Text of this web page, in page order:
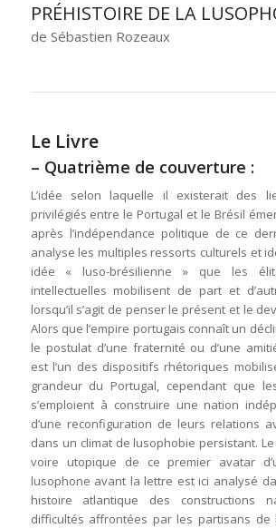
PRÉHISTOIRE DE LA
de Sébastien Rozeaux
Le Livre
– Quatrième de couverture :
L’idée selon laquelle il existerait des
privilégiés entre le Portugal et le Brésil
après l’indépendance politique de ce
analyse les multiples ressorts culturels et
idée « luso-brésilienne » que les
intellectuelles mobilisent de part et
lorsqu’il s’agit de penser le présent et le
Alors que l’empire portugais connaît un
le postulat d’une fraternité ou d’une
est l’un des dispositifs rhétoriques
grandeur du Portugal, cependant que
s’emploient à construire une nation
d’une reconfiguration de leurs relations
dans un climat de lusophobie persistant.
voire utopique de ce premier avatar
lusophone avant la lettre est ici analysé
histoire atlantique des constructions
difficultés affrontées par les partisans